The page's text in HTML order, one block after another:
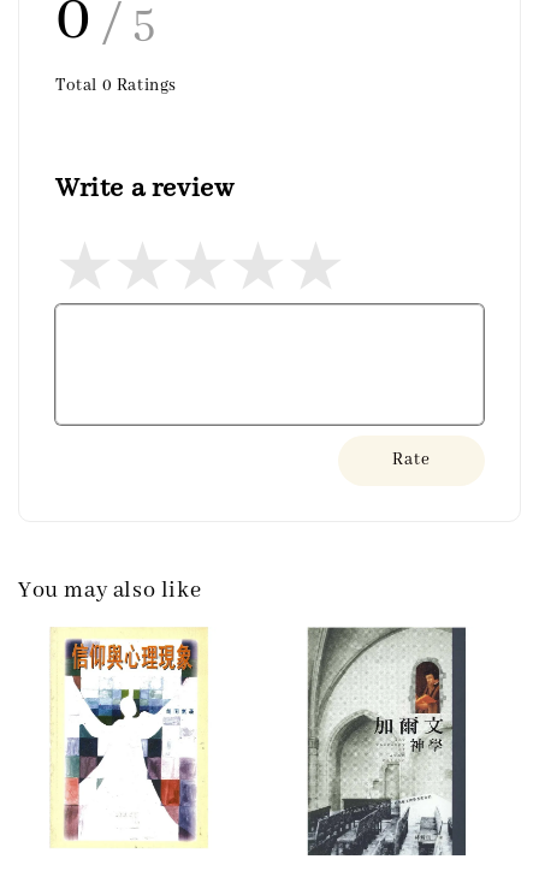
0 / 5
Total 0 Ratings
Write a review
Rate
You may also like